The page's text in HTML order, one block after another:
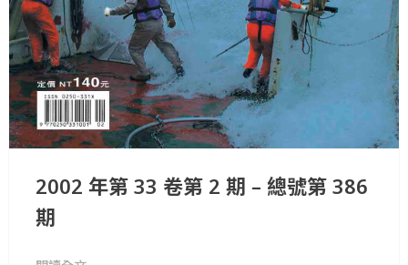
2002 年第 33 卷第 2 期 – 總號第 386
期